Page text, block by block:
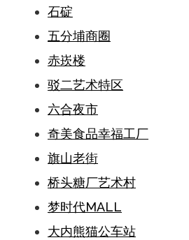
石碇
五分埔商圈
赤崁楼
驳二艺术特区
六合夜市
奇美食品幸福工厂
旗山老街
桥头糖厂艺术村
梦时代MALL
大内熊猫公车站